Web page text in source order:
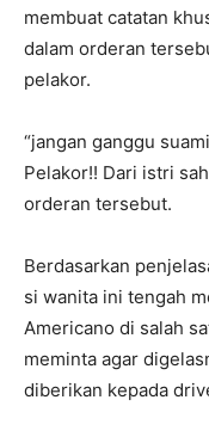
membuat catatan
dalam orderan
pelakor.
“jangan ganggu
Pelakor!! Dari istri
orderan tersebut.
Berdasarkan
si wanita ini tengah
Americano di salah
meminta agar
diberikan kepada